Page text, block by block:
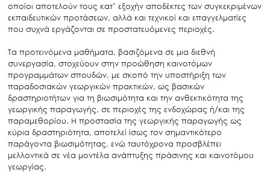
οποίοι αποτελούν τους κατ’ εξοχήν αποδέκτες των συγκεκριμένων
εκπαιδευτικών προτάσεων, αλλά και τεχνικοί και επαγγελματίες
που συχνά εργάζονται σε προστατευόμενες περιοχές.
Τα προτεινόμενα μαθήματα, βασιζόμενα σε μια διεθνή
συνεργασία, στοχεύουν στην προώθηση καινοτόμων
προγραμμάτων σπουδών, με σκοπό την υποστήριξη των
παραδοσιακών γεωργικών πρακτικών, ως βασικών
δραστηριοτήτων για τη βιωσιμότητα και την ανθεκτικότητα της
γεωργικής παραγωγής, σε περιοχές της ενδοχώρας ή/και της
παραμεθορίου. Η προστασία της γεωργικής παραγωγής ως
κύρια δραστηριότητα, αποτελεί ίσως τον σημαντικότερο
παράγοντα βιωσιμότητας, ενώ ταυτόχρονα προσβλέπει
μελλοντικά σε νέα μοντέλα ανάπτυξης πράσινης και καινοτόμου
γεωργίας.